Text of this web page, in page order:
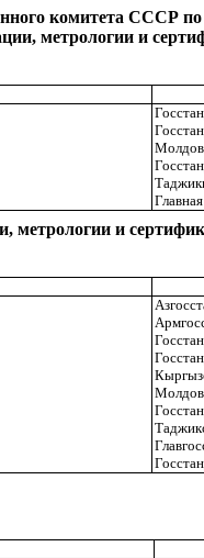
комитета СССР по
метрологии и
и